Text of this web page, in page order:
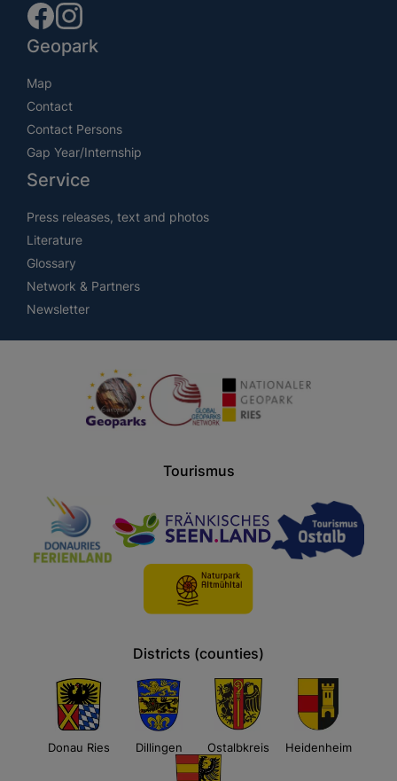
Geopark
Map
Contact
Contact Persons
Gap Year/Internship
Service
Press releases, text and photos
Literature
Glossary
Network & Partners
Newsletter
Tourismus
Districts (counties)
Donau Ries Dillingen Ostalbkreis Heidenheim